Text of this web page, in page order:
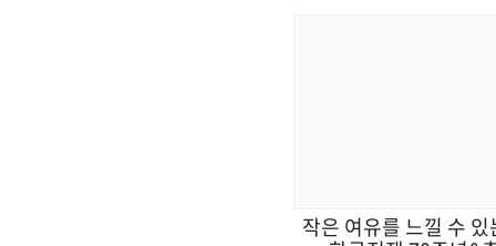
작은 여유를 느낄 수